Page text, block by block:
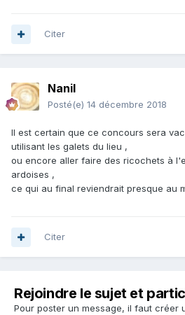
Citer
Nanil
Posté(e) 14 décembre 2018
Il est certain que ce concours sera
utilisant les galets du lieu ,
ou encore aller faire des ricochets à
ardoises ,
ce qui au final reviendrait presque au
Citer
Rejoindre le sujet et
Pour poster un message, il faut créer